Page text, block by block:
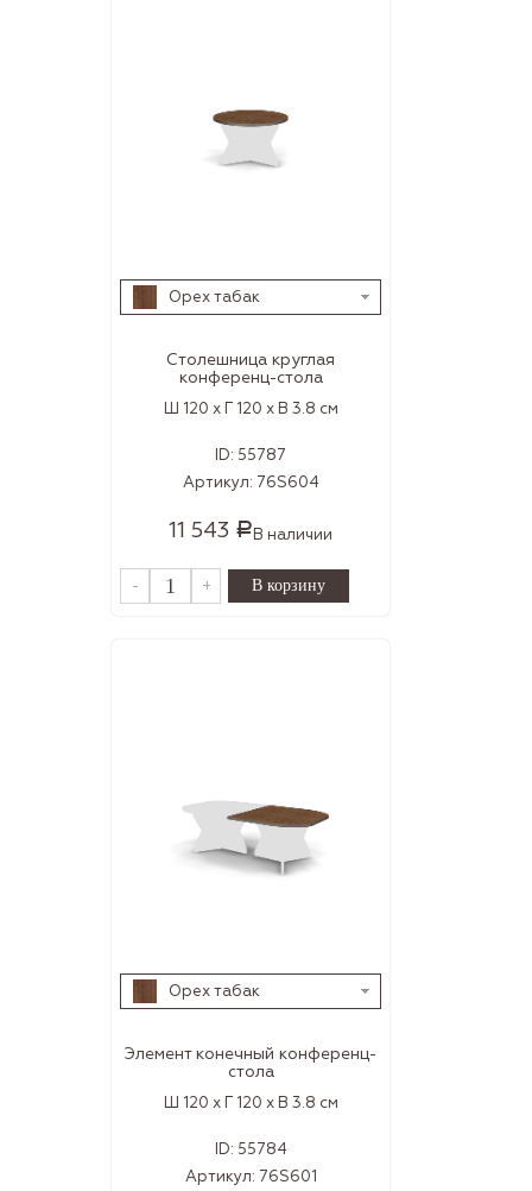
Орех табак
Столешница круглая
конференц-стола
Ш 120 x Г 120 x В 3.8 см
ID: 55787
Артикул: 76S604
11 543 Р В наличии
- +
Орех табак
Элемент конечный конференц-
стола
Ш 120 x Г 120 x В 3.8 см
ID: 55784
Артикул: 76S601